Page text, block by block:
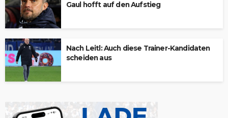
Gaul hofft auf den Aufstieg
Nach Leitl: Auch diese Trainer-Kandidaten
scheiden aus